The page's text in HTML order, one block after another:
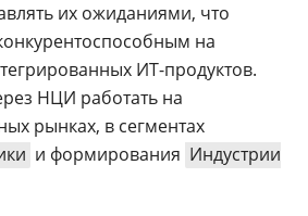
их ожиданиями, что
на
ИТ-продуктов.
НЦИ работать на
рынках, в сегментах
и формирования Индустрии